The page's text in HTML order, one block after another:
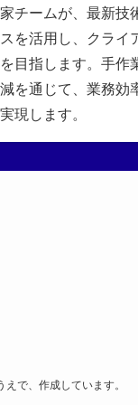
チームが、最新技
を活用し、クライ
目指します。手作
を通じて、業務効
実現します。
で、作成しています。